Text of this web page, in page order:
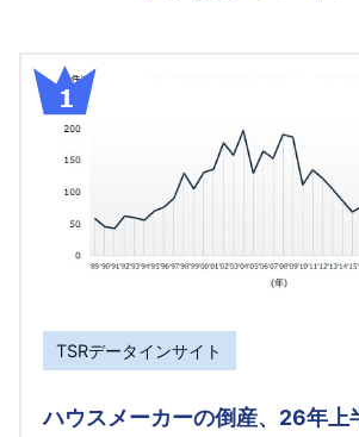
TSRデータインサイト
ハウスメーカーの倒産、26年上